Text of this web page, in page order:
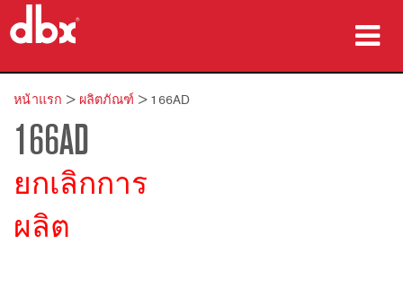
ผลิตภัณฑ์
กรณีศึกษา
ที่ซื้อสินค้า
การฝึกอบรม
หน้าแรก > ผลิตภัณฑ์ > 166AD
166AD
ยกเลิกการ
ผลิต